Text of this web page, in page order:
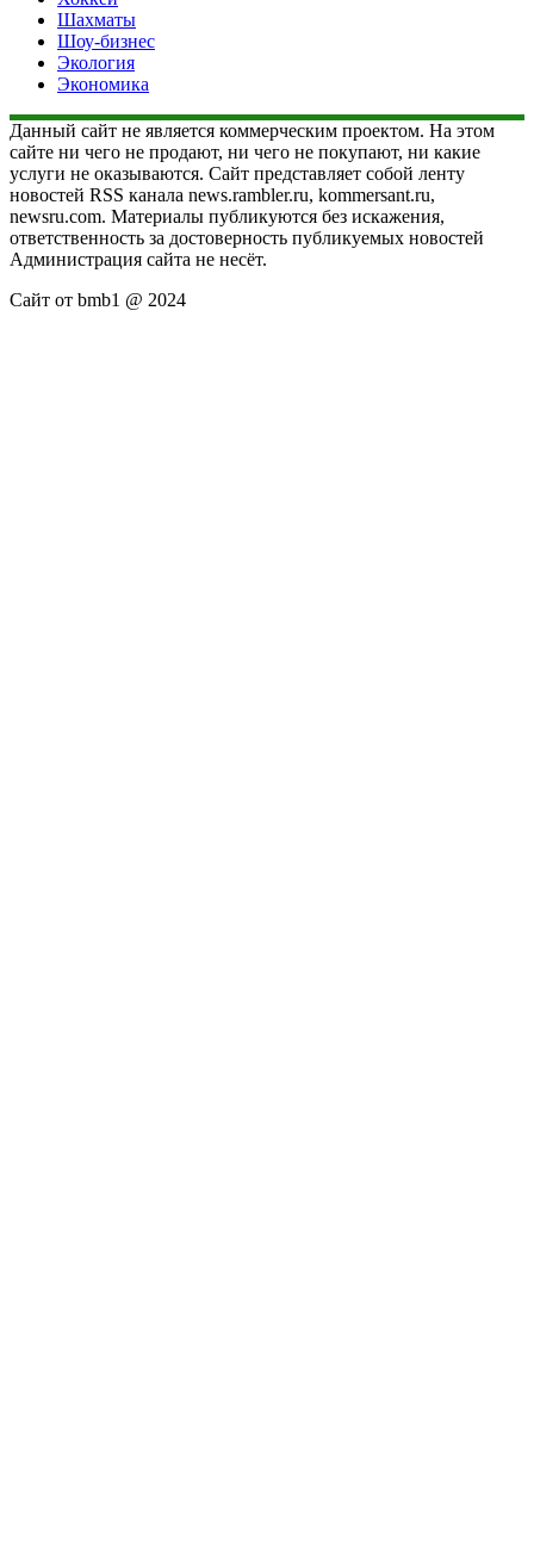
Шахматы
Шоу-бизнес
Экология
Экономика
Данный сайт не является коммерческим проектом. На этом
сайте ни чего не продают, ни чего не покупают, ни какие
услуги не оказываются. Сайт представляет собой ленту
новостей RSS канала news.rambler.ru, kommersant.ru,
newsru.com. Материалы публикуются без искажения,
ответственность за достоверность публикуемых новостей
Администрация сайта не несёт.
Сайт от bmb1 @ 2024